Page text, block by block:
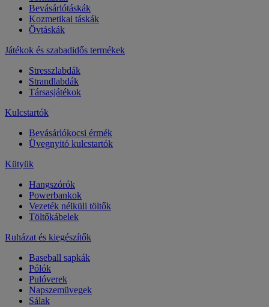
Bevásárlótáskák
Kozmetikai táskák
Övtáskák
Játékok és szabadidős termékek
Stresszlabdák
Strandlabdák
Társasjátékok
Kulcstartók
Bevásárlókocsi érmék
Üvegnyitó kulcstartók
Kütyük
Hangszórók
Powerbankok
Vezeték nélküli töltők
Töltőkábelek
Ruházat és kiegészítők
Baseball sapkák
Pólók
Pulóverek
Napszemüvegek
Sálak